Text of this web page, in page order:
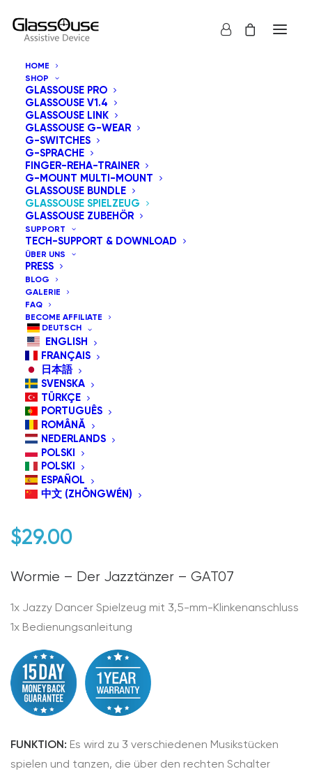
HOME
SHOP
GLASSOUSE PRO
GLASSOUSE V1.4
GLASSOUSE LINK
GLASSOUSE G-WEAR
G-SWITCHES
G-SPRACHE
FINGER-REHA-TRAINER
G-MOUNT MULTI-MOUNT
GLASSOUSE BUNDLE
GLASSOUSE SPIELZEUG
GLASSOUSE ZUBEHÖR
SUPPORT
TECH-SUPPORT & DOWNLOAD
ÜBER UNS
PRESS
BLOG
GALERIE
FAQ
BECOME AFFILIATE
DEUTSCH
ENGLISH
FRANÇAIS
日本語
SVENSKA
TÜRKÇE
PORTUGUÊS
ROMÂNĂ
NEDERLANDS
POLSKI
POLSKI
ESPAÑOL
中文 (ZHŌNGWÉN)
GAT07 Wormie- Der
Jazz-Tänzer
$29.00
Wormie – Der Jazztänzer – GAT07
1x Jazzy Dancer Spielzeug mit 3,5-mm-Klinkenanschluss
1x Bedienungsanleitung
FUNKTION: Es wird zu 3 verschiedenen Musikstücken
spielen und tanzen, die über den rechten Schalter